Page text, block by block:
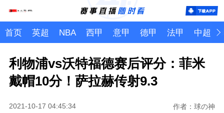
首页 英超 NBA 西甲 意甲 德甲 法甲 中超
利物浦vs沃特福德赛后评分：菲米
戴帽10分！萨拉赫传射9.3
2021-10-17 04:45:34 作者：球の神